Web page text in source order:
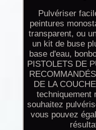
Pulvériser
peintures
transparent, ou
un kit de buse
base d'eau,
PISTOLETS DE
DE LA
techniquement
souhaitez
vous pouvez